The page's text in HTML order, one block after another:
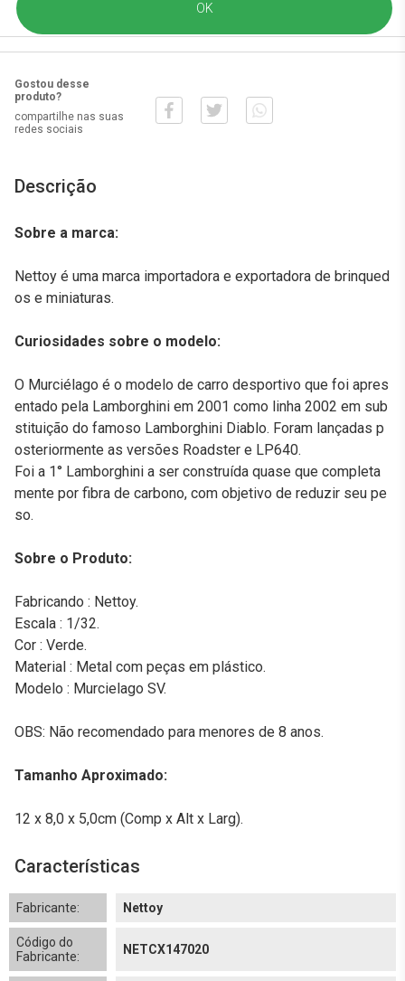
Gostou desse
produto?
compartilhe nas suas
redes sociais
Descrição
Sobre a marca:
Nettoy é uma marca importadora e exportadora de brinqued
os e miniaturas.
Curiosidades sobre o modelo:
O Murciélago é o modelo de carro desportivo que foi apres
entado pela Lamborghini em 2001 como linha 2002 em sub
stituição do famoso Lamborghini Diablo. Foram lançadas p
osteriormente as versões Roadster e LP640.
Foi a 1° Lamborghini a ser construída quase que completa
mente por fibra de carbono, com objetivo de reduzir seu pe
so.
Sobre o Produto:
Fabricando : Nettoy.
Escala : 1/32.
Cor : Verde.
Material : Metal com peças em plástico.
Modelo : Murcielago SV.
OBS: Não recomendado para menores de 8 anos.
Tamanho Aproximado:
12 x 8,0 x 5,0cm (Comp x Alt x Larg).
Características
Fabricante: Nettoy
Código do
Fabricante:
NETCX147020